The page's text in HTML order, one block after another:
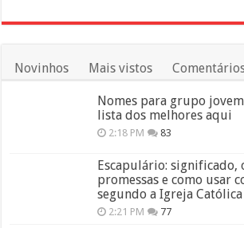
Novinhos Mais vistos
Nomes para grupo
lista dos melhores aqui
2:18 PM 83
Escapulário: significado,
promessas e como usar
segundo a Igreja Católica
2:21 PM 77